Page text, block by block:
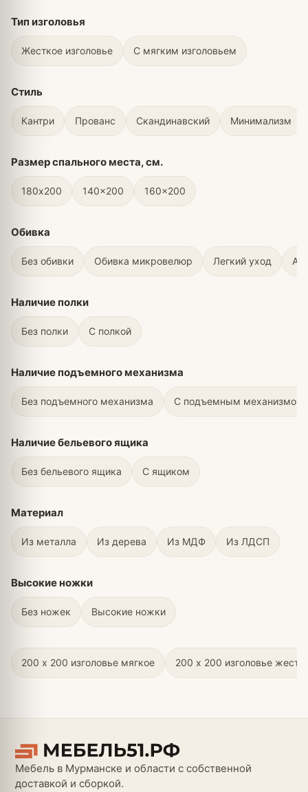
Тип изголовья
Жесткое изголовье С мягким изголовьем
Стиль
Кантри Прованс Скандинавский Минимализм
Размер спального места, см.
180х200 140x200 160x200
Обивка
Без обивки Обивка микровелюр Легкий уход
Наличие полки
Без полки С полкой
Наличие подъемного механизма
Без подъемного механизма С подъемным механизмом
Наличие бельевого ящика
Без бельевого ящика С ящиком
Материал
Из металла Из дерева Из МДФ Из ЛДСП
Высокие ножки
Без ножек Высокие ножки
200 х 200 изголовье мягкое 200 х 200 изголовье
Мебель в Мурманске и области с собственной
доставкой и сборкой.